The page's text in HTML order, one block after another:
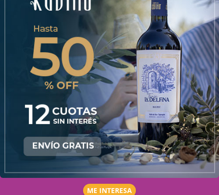
ME INTERESA